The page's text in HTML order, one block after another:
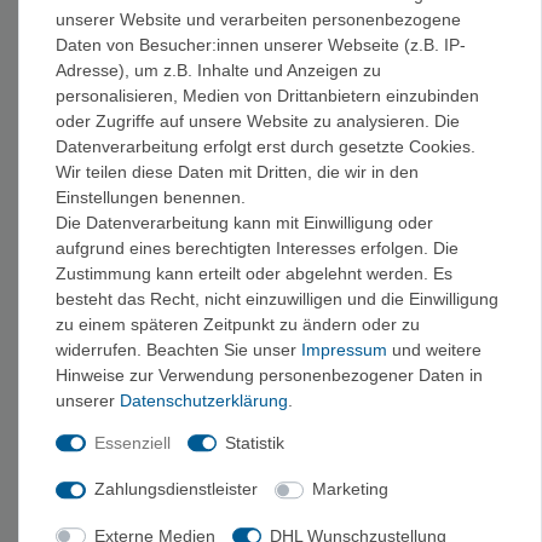
oder auf Tour. Die kompakten Riegel passen in jede
Jackentasche und liefern Kohlenhydrate genau dann, wenn die
Kraft nachlässt.
Vom Müsliriegel bis zum Recovery-Riegel
Vom klassischen Müsli- und Haferriegel über Frucht- und
Nussriegel bis zum proteinreichen Recovery-Riegel ist alles
dabei. Unser Tipp: Pack lieber eine Riegelsorte mehr ein, als du
brauchst – und teste sie vor der großen Tour, damit Geschmack
und Verträglichkeit auch im Einsatz stimmen.
Passend aus der Outdoor Nahrung & Marken
Als Ergänzung zum Riegel eignet sich ein warmes
Getränkepulverfür den Flüssigkeitshaushalt. Auch
Suppen und Gewürzerunden die Tourenverpflegung ab, das
unserer Website und verarbeiten personenbezogene
Daten von Besucher:innen unserer Webseite (z.B. IP-
Adresse), um z.B. Inhalte und Anzeigen zu
personalisieren, Medien von Drittanbietern einzubinden
oder Zugriffe auf unsere Website zu analysieren. Die
Datenverarbeitung erfolgt erst durch gesetzte Cookies.
Wir teilen diese Daten mit Dritten, die wir in den
Einstellungen benennen.
Die Datenverarbeitung kann mit Einwilligung oder
aufgrund eines berechtigten Interesses erfolgen. Die
Zustimmung kann erteilt oder abgelehnt werden. Es
besteht das Recht, nicht einzuwilligen und die Einwilligung
zu einem späteren Zeitpunkt zu ändern oder zu
widerrufen. Beachten Sie unser Impressum und weitere
Hinweise zur Verwendung personenbezogener Daten in
unserer Daten­schutz­erklärung
Essenziell Statistik
Zahlungsdienstleister Marketing
Externe Medien DHL Wunschzustellung